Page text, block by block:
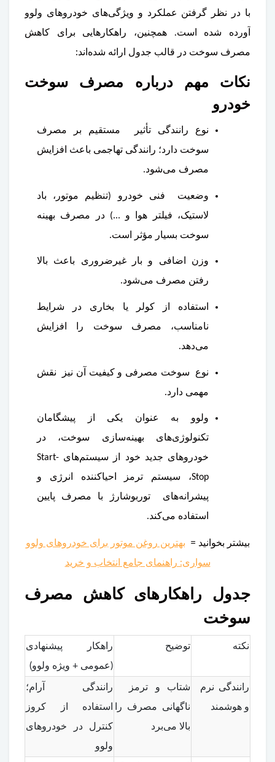
با در نظر گرفتن عملکرد و ویژگی‌های خودروهای ولوو
آورده شده است. همچنین، راهکارهایی برای کاهش
مصرف سوخت در قالب جدول ارائه شده‌اند:
نکات مهم درباره مصرف سوخت
خودرو
نوع رانندگی تأثیر مستقیم بر مصرف
سوخت دارد؛ رانندگی تهاجمی باعث افزایش
مصرف می‌شود.
وضعیت فنی خودرو (تنظیم موتور، باد
لاستیک، فیلتر هوا و ...) در مصرف بهینه
سوخت بسیار مؤثر است.
وزن اضافی و بار غیرضروری باعث بالا
رفتن مصرف می‌شود.
استفاده از کولر یا بخاری در شرایط
نامناسب، مصرف سوخت را افزایش
می‌دهد.
نوع سوخت مصرفی و کیفیت آن نیز نقش
مهمی دارد.
ولوو به عنوان یکی از پیشگامان
تکنولوژی‌های بهینه‌سازی سوخت، در
خودروهای جدید خود از سیستم‌های Start-
Stop، سیستم ترمز احیاکننده انرژی و
پیشرانه‌های توربوشارژ با مصرف پایین
استفاده می‌کند.
بیشتر بخوانید = بهترین روغن موتور برای خودروهای ولوو
سواری: راهنمای جامع انتخاب و خرید
جدول راهکارهای کاهش مصرف
سوخت
نکته توضیح
راهکار پیشنهادی
(عمومی + ویژه ولوو)
رانندگی نرم
و هوشمند
شتاب و ترمز
ناگهانی مصرف را
بالا می‌برد
رانندگی آرام؛
استفاده از کروز
کنترل در خودروهای
ولوو